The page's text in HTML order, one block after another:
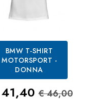
BMW T-SHIRT
MOTORSPORT -
DONNA
Prezzo
€ 46,00